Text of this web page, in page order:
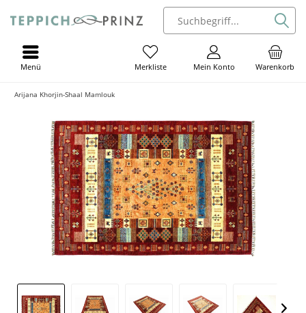
Warenkorb
Mein Konto
Merkliste
Menü
Arijana Khorjin-Shaal Mamlouk